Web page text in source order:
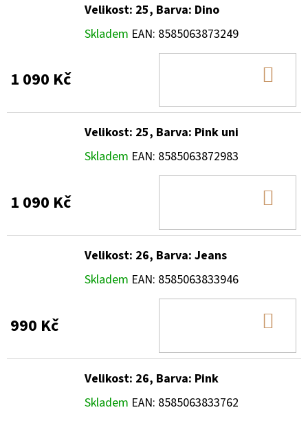
Velikost: 25, Barva: Dino
Skladem EAN: 8585063873249
1 090 Kč
Velikost: 25, Barva: Pink uni
Skladem EAN: 8585063872983
1 090 Kč
Velikost: 26, Barva: Jeans
Skladem EAN: 8585063833946
990 Kč
Velikost: 26, Barva: Pink
Skladem EAN: 8585063833762